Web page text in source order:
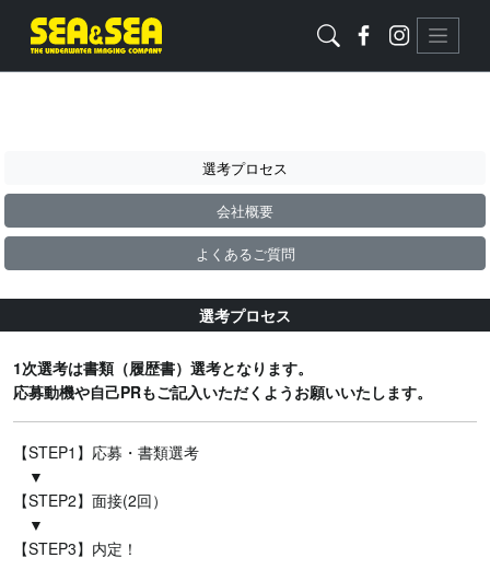
選考プロセス
会社概要
よくあるご質問
選考プロセス
1次選考は書類（履歴書）選考となります。
応募動機や自己PRもご記入いただくようお願いいたします。
【STEP1】応募・書類選考
▼
【STEP2】面接(2回）
▼
【STEP3】内定！